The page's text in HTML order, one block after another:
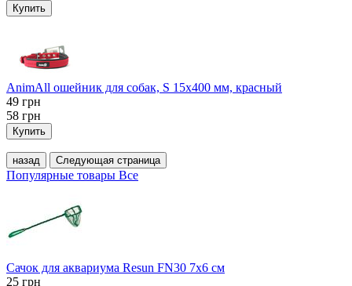
Купить
AnimAll ошейник для собак, S 15х400 мм, красный
49 грн
58 грн
Купить
назад Следующая страница
Популярные товары Все
Сачок для аквариума Resun FN30 7х6 см
25 грн